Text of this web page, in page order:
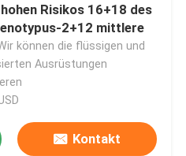
Risikos 16+18 des
2+12 mittlere
können die flüssigen und
Ausrüstungen
Kontakt